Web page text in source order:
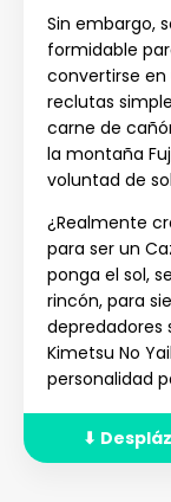
Sin embargo,
formidable
convertirse en
reclutas
carne de
la montaña
voluntad de
¿Realmente
para ser un
ponga el sol,
rincón, para
depredadores
Kimetsu No
personalidad
⬇